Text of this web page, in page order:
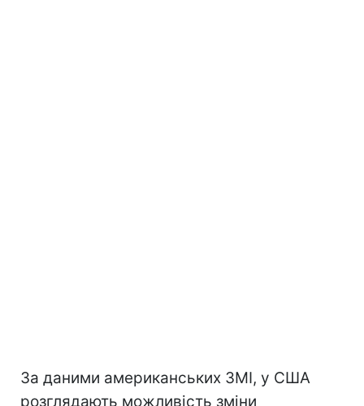
За даними американських ЗМІ, у США
розглядають можливість зміни